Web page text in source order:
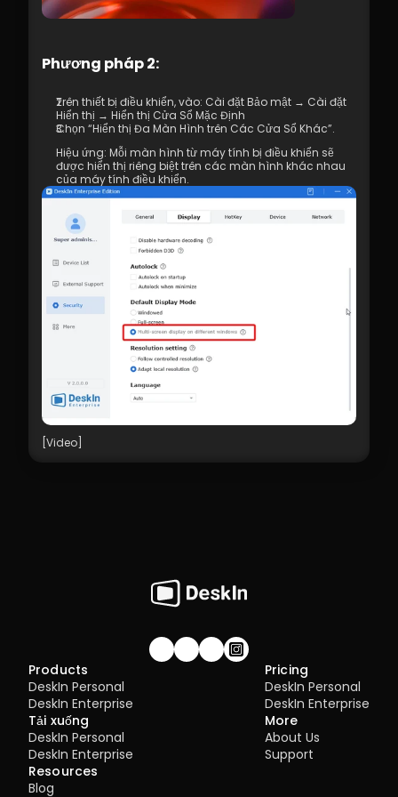
7.1 Các Thực Hành Tốt Nhất cho Trải
Năng Mới
Phương pháp 2:
Trên thiết bị điều khiển, vào: Cài đặt Bảo mật → Cài đặt
Hiển thị → Hiển thị Cửa Sổ Mặc Định
Chọn “Hiển thị Đa Màn Hình trên Các Cửa Sổ Khác”.
Hiệu ứng: Mỗi màn hình từ máy tính bị điều khiển sẽ
được hiển thị riêng biệt trên các màn hình khác nhau
của máy tính điều khiển.
[Video]
Join our community!
Products
DeskIn Personal
DeskIn Enterprise
Tải xuống
DeskIn Personal
DeskIn Enterprise
Pricing
DeskIn Personal
DeskIn Enterprise
More
About Us
Support
Resources
Blog